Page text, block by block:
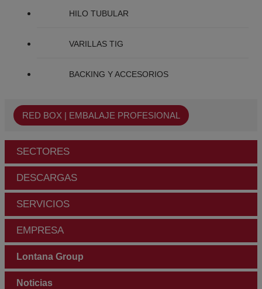
HILO TUBULAR
VARILLAS TIG
BACKING Y ACCESORIOS
RED BOX | EMBALAJE PROFESIONAL
SECTORES
DESCARGAS
SERVICIOS
EMPRESA
Lontana Group
Noticias